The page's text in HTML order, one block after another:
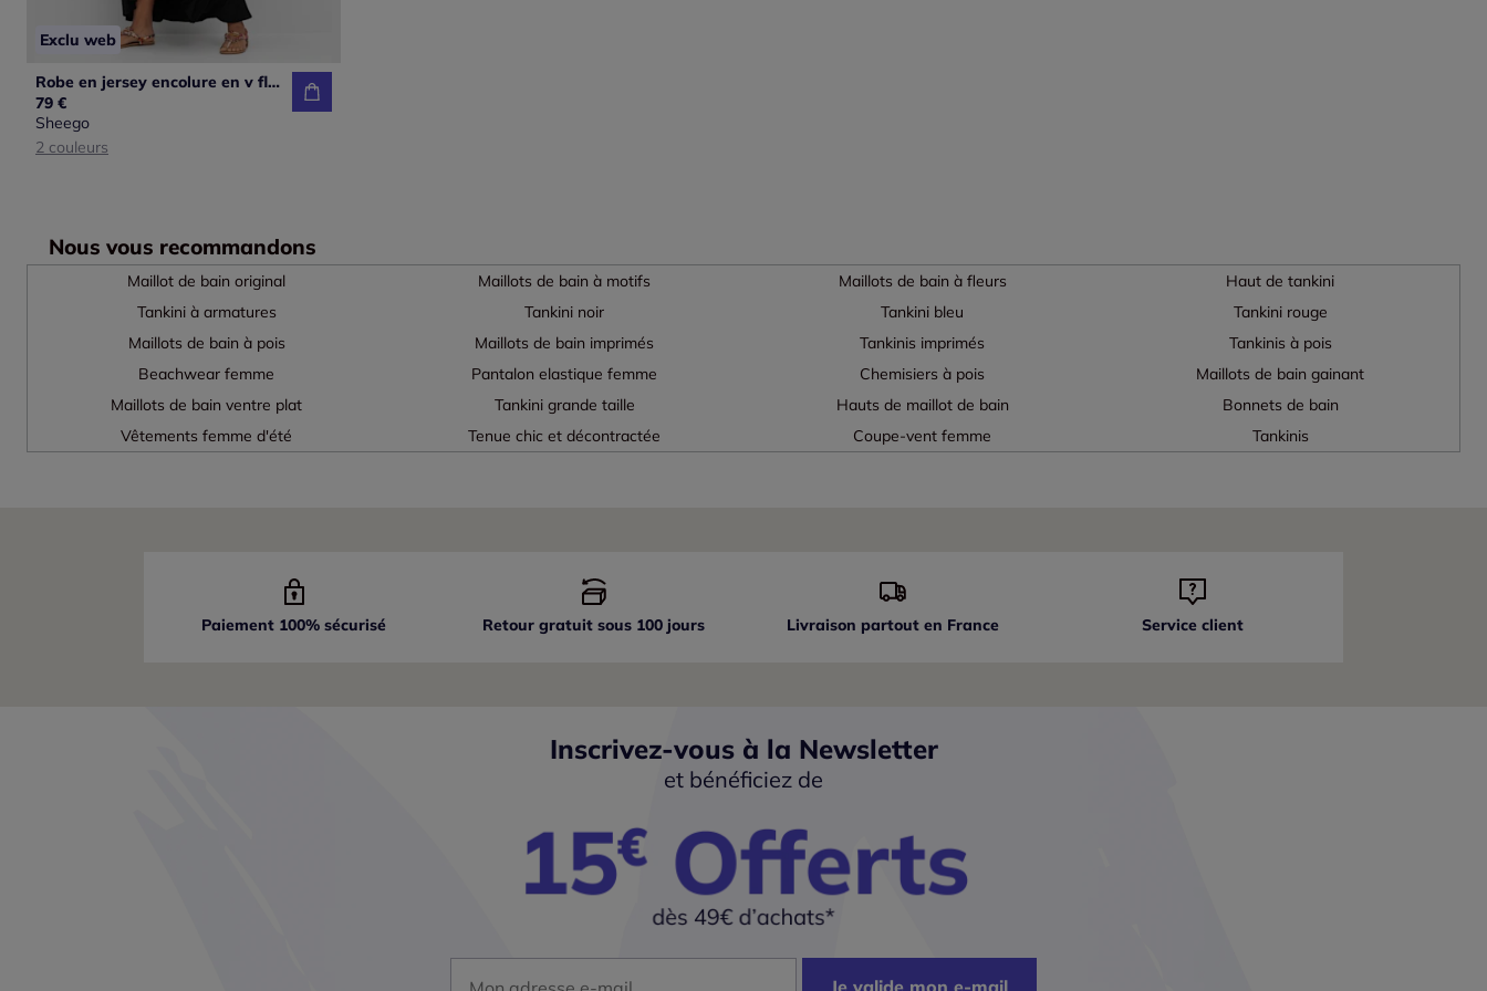
Exclu web
Robe en jersey encolure en v flatteuse
79 €
Sheego
2 couleurs
Nous vous recommandons
Maillot de bain original
Tankini à armatures
Maillots de bain à pois
Beachwear femme
Maillots de bain ventre plat
Vêtements femme d'été
Maillots de bain à motifs
Tankini noir
Maillots de bain imprimés
Pantalon elastique femme
Tankini grande taille
Tenue chic et décontractée
Maillots de bain à fleurs
Tankini bleu
Tankinis imprimés
Chemisiers à pois
Hauts de maillot de bain
Coupe-vent femme
Haut de tankini
Tankini rouge
Tankinis à pois
Maillots de bain gainant
Bonnets de bain
Tankinis
Paiement 100% sécurisé Retour gratuit sous 100 jours Livraison partouten France Service client
Inscrivez-vous à la Newsletter
et bénéficiez de